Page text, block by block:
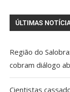
ÚLTIMAS
Região do
cobram diálogo
Cientistas